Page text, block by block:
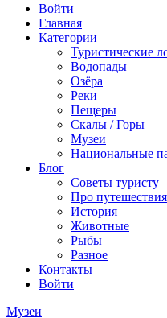
Войти
Главная
Категории
Туристические
Водопады
Озёра
Реки
Пещеры
Скалы / Горы
Музеи
Национальные
Блог
Советы туристу
Про путешествия
История
Животные
Рыбы
Разное
Контакты
Войти
Музеи